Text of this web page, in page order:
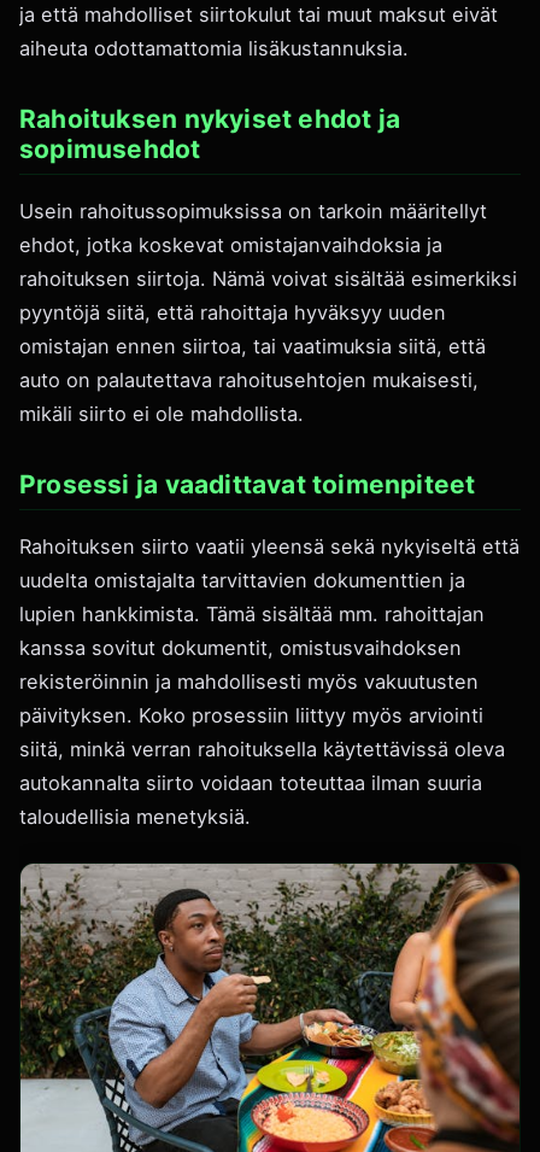
ja että mahdolliset siirtokulut tai muut maksut eivät
aiheuta odottamattomia lisäkustannuksia.
Rahoituksen nykyiset ehdot ja
sopimusehdot
Usein rahoitussopimuksissa on tarkoin määritellyt
ehdot, jotka koskevat omistajanvaihdoksia ja
rahoituksen siirtoja. Nämä voivat sisältää esimerkiksi
pyyntöjä siitä, että rahoittaja hyväksyy uuden
omistajan ennen siirtoa, tai vaatimuksia siitä, että
auto on palautettava rahoitusehtojen mukaisesti,
mikäli siirto ei ole mahdollista.
Prosessi ja vaadittavat toimenpiteet
Rahoituksen siirto vaatii yleensä sekä nykyiseltä että
uudelta omistajalta tarvittavien dokumenttien ja
lupien hankkimista. Tämä sisältää mm. rahoittajan
kanssa sovitut dokumentit, omistusvaihdoksen
rekisteröinnin ja mahdollisesti myös vakuutusten
päivityksen. Koko prosessiin liittyy myös arviointi
siitä, minkä verran rahoituksella käytettävissä oleva
autokannalta siirto voidaan toteuttaa ilman suuria
taloudellisia menetyksiä.